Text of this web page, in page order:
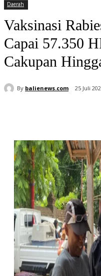
Daerah
Vaksinasi
Capai 57.350
Cakupan
By balienews.com 25 Juli